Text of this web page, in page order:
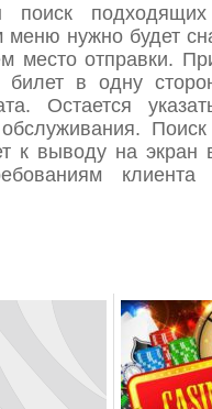
поиск
нужно будет
место отправки.
билет в одну
Остается
к выводу на экран